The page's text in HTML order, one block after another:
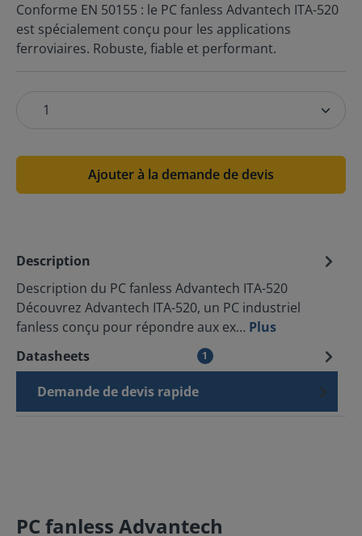
Conforme EN 50155 : le PC fanless Advantech ITA-520
est spécialement conçu pour les applications
ferroviaires. Robuste, fiable et performant.
Ajouter à la demande de devis
Description
Description du PC fanless Advantech ITA-520
Découvrez Advantech ITA-520, un PC industriel
fanless conçu pour répondre aux ex… Plus
Datasheets
1
Demande de devis rapide
PC fanless Advantech